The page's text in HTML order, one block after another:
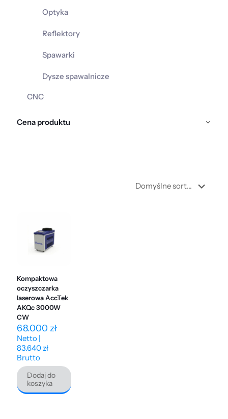
Optyka
Reflektory
Spawarki
Dysze spawalnicze
CNC
Cena produktu
Kompaktowa
oczyszczarka
laserowa AccTek
AKQc 3000W
CW
68.000 zł
Netto |
83.640zł
Brutto
Dodaj do
koszyka